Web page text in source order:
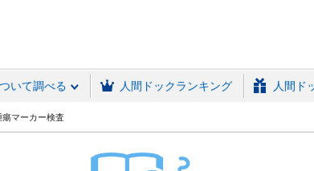
いて調べる 人間ドックランキング 人間ド
瘍マーカー検査